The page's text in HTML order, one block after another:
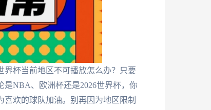
杯当前地区不可播放怎么办？只要
是NBA、欧洲杯还是2026世界杯，你
欢的球队加油。别再因为地区限制